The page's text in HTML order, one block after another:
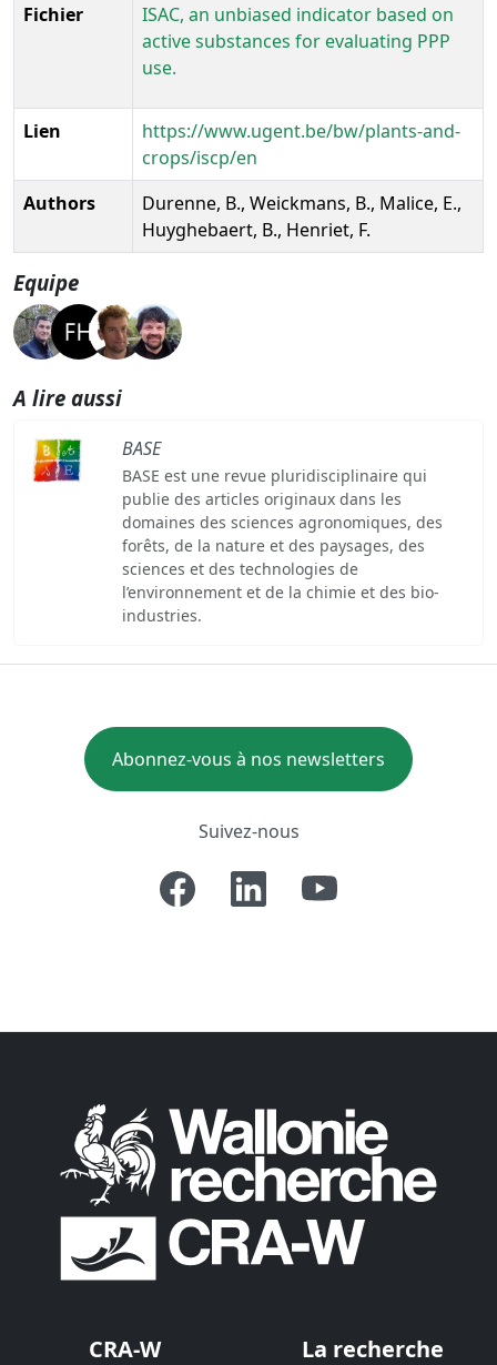
Fichier
ISAC, an unbiased indicator based on
active substances for evaluating PPP
use.
Lien
https://www.ugent.be/bw/plants-and-
crops/iscp/en
Authors
Durenne, B., Weickmans, B., Malice, E.,
Huyghebaert, B., Henriet, F.
Equipe
A lire aussi
BASE
BASE est une revue pluridisciplinaire qui
publie des articles originaux dans les
domaines des sciences agronomiques, des
forêts, de la nature et des paysages, des
sciences et des technologies de
l’environnement et de la chimie et des bio-
industries.
Abonnez-vous à nos newsletters
Suivez-nous
CRA-W La recherche